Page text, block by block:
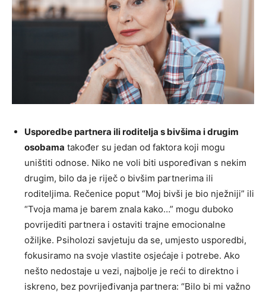
Usporedbe partnera ili roditelja s bivšima i drugim
osobama također su jedan od faktora koji mogu
uništiti odnose. Niko ne voli biti uspoređivan s nekim
drugim, bilo da je riječ o bivšim partnerima ili
roditeljima. Rečenice poput “Moj bivši je bio nježniji” ili
“Tvoja mama je barem znala kako…” mogu duboko
povrijediti partnera i ostaviti trajne emocionalne
ožiljke. Psiholozi savjetuju da se, umjesto usporedbi,
fokusiramo na svoje vlastite osjećaje i potrebe. Ako
nešto nedostaje u vezi, najbolje je reći to direktno i
iskreno, bez povrijeđivanja partnera: “Bilo bi mi važno